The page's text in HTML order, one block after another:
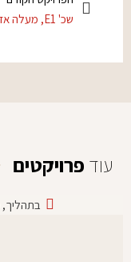
שכ' E1, מעלה אדומים
עוד פרויקטים
בתהליך,